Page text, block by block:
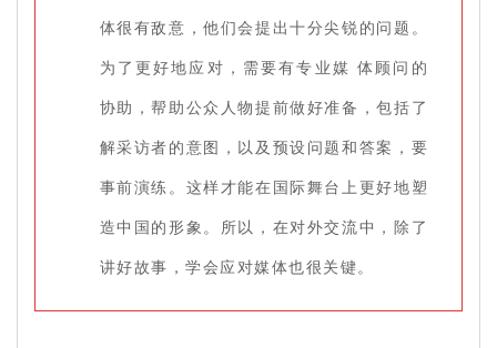
体很有敌意，他们会提出十分尖锐的问题。
为了更好地应对，需要有专业媒 体顾问的
协助，帮助公众人物提前做好准备，包括了
解采访者的意图，以及预设问题和答案，要
事前演练。这样才能在国际舞台上更好地塑
造中国的形象。所以，在对外交流中，除了
讲好故事，学会应对媒体也很关键。